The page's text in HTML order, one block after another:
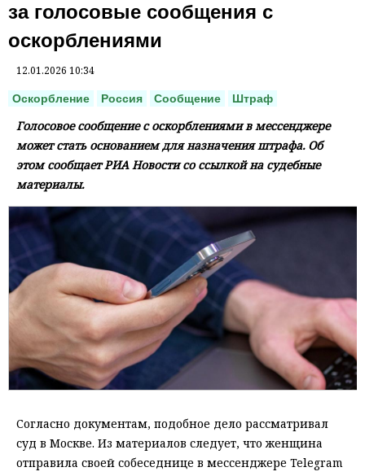
за голосовые сообщения с
оскорблениями
12.01.2026 10:34
Оскорбление Россия Сообщение Штраф
Голосовое сообщение с оскорблениями в мессенджере
может стать основанием для назначения штрафа. Об
этом сообщает РИА Новости со ссылкой на судебные
материалы.
Согласно документам, подобное дело рассматривал
суд в Москве. Из материалов следует, что женщина
отправила своей собеседнице в мессенджере Telegram